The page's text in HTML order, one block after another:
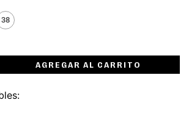
38
AGREGAR AL CARRITO